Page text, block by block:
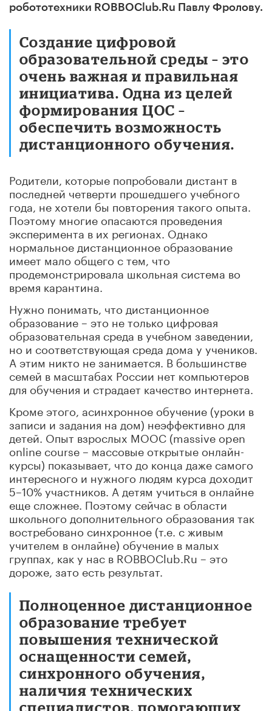
робототехники ROBBOClub.Ru Павлу Фролову.
Создание цифровой
образовательной среды – это
очень важная и правильная
инициатива. Одна из целей
формирования ЦОС –
обеспечить возможность
дистанционного обучения.
Родители, которые попробовали дистант в
последней четверти прошедшего учебного
года, не хотели бы повторения такого опыта.
Поэтому многие опасаются проведения
эксперимента в их регионах. Однако
нормальное дистанционное образование
имеет мало общего с тем, что
продемонстрировала школьная система во
время карантина
Нужно понимать, что дистанционное
образование – это не только цифровая
образовательная среда в учебном заведении,
но и соответствующая среда дома у учеников.
А этим никто не занимается. В большинстве
семей в масштабах России нет компьютеров
для обучения и страдает качество интернета.
Кроме этого, асинхронное обучение (уроки в
записи и задания на дом) неэффективно для
детей. Опыт взрослых MOOC (massive open
online course – массовые открытые онлайн-
курсы) показывает, что до конца даже самого
интересного и нужного людям курса доходит
5–10% участников. А детям учиться в онлайне
еще сложнее. Поэтому сейчас в области
школьного дополнительного образования так
востребовано синхронное (т.е. с живым
учителем в онлайне) обучение в малых
группах, как у нас в ROBBOClub.Ru – это
дороже, зато есть результат.
Полноценное дистанционное
образование требует
повышения технической
оснащенности семей,
синхронного обучения,
наличия технических
специалистов, помогающих